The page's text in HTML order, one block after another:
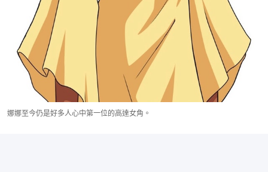
娜娜至今仍是好多人心中第一位的高達女角。